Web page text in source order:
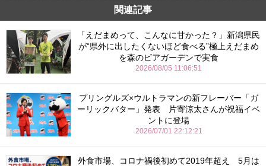
関連記事
「えだまめって、こんなに甘かった？」新潟県民
が“県外に出したくないほど食べる”極上えだまめ
を森のビアガーデンで実食
2026/08/05 11:06:51
プリングルズ×ウルトラマンの新フレーバー「ガ
ーリックバター」発表 片寄涼太さんが祝福イベ
ントに登場
2026/07/01 22:12:21
外食市場、コロナ禍後初めて2019年超え 5月は